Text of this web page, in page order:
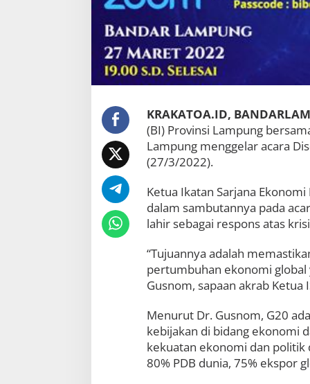
r
D
s
e
m
i
i
P
r
i
d
e
s
i
G
2
0
I
KRAKATOA.ID,
(BI) Provinsi Lampung
Lampung menggelar acara
(27/3/2022).
Ketua Ikatan Sarjana
dalam sambutannya pada
lahir sebagai respons atas
“Tujuannya adalah
pertumbuhan ekonomi global
Gusnom, sapaan akrab Ketua
Menurut Dr. Gusnom, G20
kebijakan di bidang ekonomi
kekuatan ekonomi dan politik
80% PDB dunia, 75% ekspor